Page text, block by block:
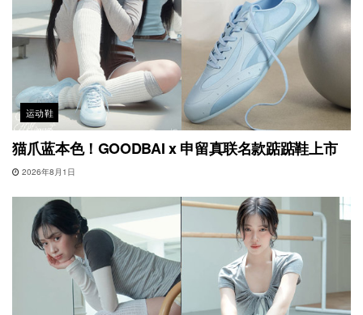
运动鞋
猫爪蓝本色！GOODBAI x 申留真联名款踮踮鞋上市
2026年8月1日